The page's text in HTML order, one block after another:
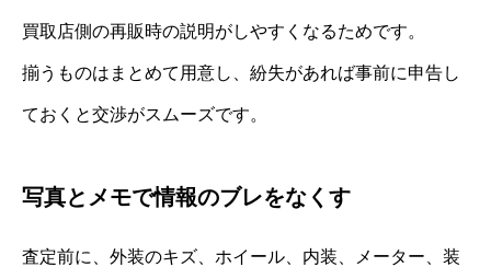
買取店側の再販時の説明がしやすくなるためです。
揃うものはまとめて用意し、紛失があれば事前に申告し
ておくと交渉がスムーズです。
写真とメモで情報のブレをなくす
査定前に、外装のキズ、ホイール、内装、メーター、装